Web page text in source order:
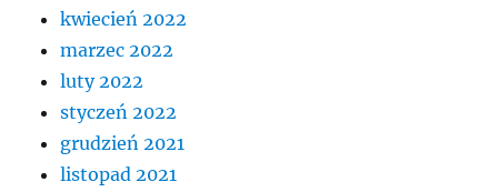
kwiecień 2022
marzec 2022
luty 2022
styczeń 2022
grudzień 2021
listopad 2021